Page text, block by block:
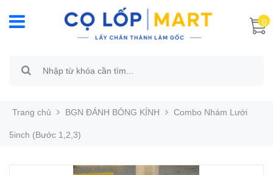
0
Trang chủ BGN ĐÁNH BÓNG KÍNH Combo Nhám Lưới
5inch (Bước 1,2,3)